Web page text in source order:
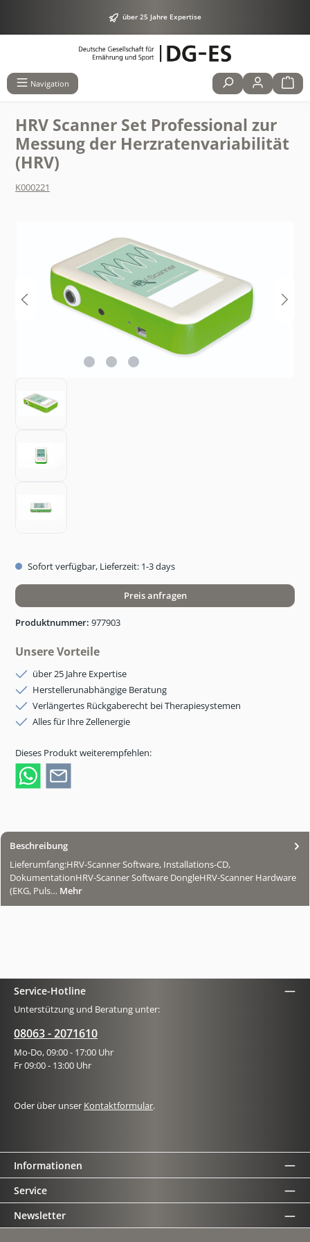
über 25 Jahre Expertise
Navigation
HRV Scanner Set Professional zur
Messung der Herzratenvariabilität
(HRV)
K000221
Sofort verfügbar, Lieferzeit: 1-3 days
Preis anfragen
Produktnummer: 977903
Unsere Vorteile
über 25 Jahre Expertise
Herstellerunabhängige Beratung
Verlängertes Rückgaberecht bei Therapiesystemen
Alles für Ihre Zellenergie
Dieses Produkt weiterempfehlen:
Beschreibung
Lieferumfang:HRV-Scanner Software, Installations-CD,
DokumentationHRV-Scanner Software DongleHRV-Scanner Hardware
(EKG, Puls… Mehr
Service-Hotline
Unterstützung und Beratung unter:
08063 - 2071610
Mo-Do, 09:00 - 17:00 Uhr
Fr 09:00 - 13:00 Uhr
Oder über unser Kontaktformular.
Informationen
Service
Newsletter